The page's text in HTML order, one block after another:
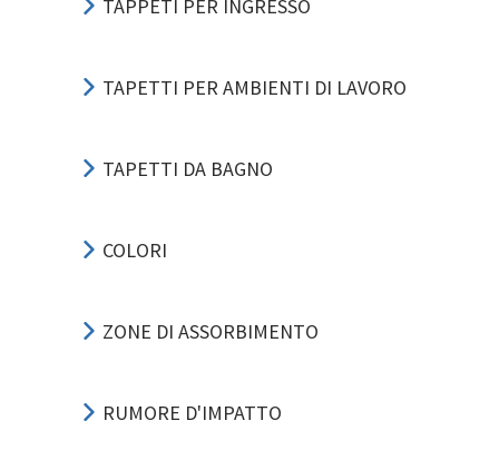
TAPPETI PER INGRESSO
TAPETTI PER AMBIENTI DI LAVORO
TAPETTI DA BAGNO
COLORI
ZONE DI ASSORBIMENTO
RUMORE D'IMPATTO